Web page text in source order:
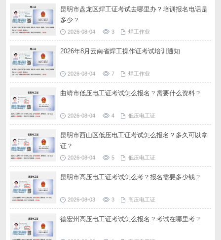
昆明市盘龙区焊工证考试去哪里办？培训报名电话是
多少？
2026-08-04 3 焊工作业
2026年8月云南省焊工操作证考试培训通知
2026-08-04 7 焊工作业
曲靖市低压电工证考试怎么报名？需要什么资料？
2026-08-04 4 低压电工证
昆明市西山区低压电工证考试怎么报名？多久可以拿
证？
2026-08-04 5 低压电工证
昆明市高压电工证考试怎么考？报名需要多少钱？
2026-08-03 3 高压电工证
德宏州高压电工证考试怎么报名？考试在哪里考？